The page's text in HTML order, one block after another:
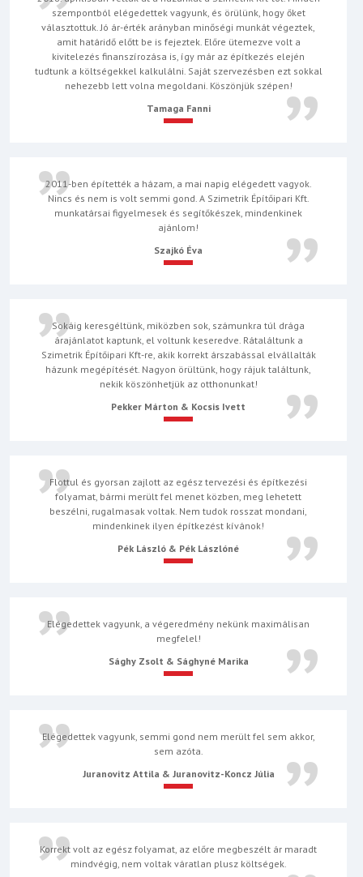
szempontból elégedettek vagyunk, és örülünk, hogy őket
választottuk. Jó ár-érték arányban minőségi munkát végeztek,
amit határidő előtt be is fejeztek. Előre ütemezve volt a
kivitelezés finanszírozása is, így már az építkezés elején
tudtunk a költségekkel kalkulálni. Saját szervezésben ezt sokkal
nehezebb lett volna megoldani. Köszönjük szépen!
Tamaga Fanni
2011-ben építették a házam, a mai napig elégedett vagyok.
Nincs és nem is volt semmi gond. A Szimetrik Építőipari Kft.
munkatársai figyelmesek és segítőkészek, mindenkinek
ajánlom!
Szajkó Éva
Sokáig keresgéltünk, miközben sok, számunkra túl drága
árajánlatot kaptunk, el voltunk keseredve. Rátaláltunk a
Szimetrik Építőipari Kft-re, akik korrekt árszabással elvállalták
házunk megépítését. Nagyon örültünk, hogy rájuk találtunk,
nekik köszönhetjük az otthonunkat!
Pekker Márton & Kocsis Ivett
Flottul és gyorsan zajlott az egész tervezési és építkezési
folyamat, bármi merült fel menet közben, meg lehetett
beszélni, rugalmasak voltak. Nem tudok rosszat mondani,
mindenkinek ilyen építkezést kívánok!
Pék László & Pék Lászlóné
Elégedettek vagyunk, a végeredmény nekünk maximálisan
megfelel!
Sághy Zsolt & Sághyné Marika
Elégedettek vagyunk, semmi gond nem merült fel sem akkor,
sem azóta.
Juranovitz Attila & Juranovitz-Koncz Júlia
Korrekt volt az egész folyamat, az előre megbeszélt ár maradt
mindvégig, nem voltak váratlan plusz költségek.